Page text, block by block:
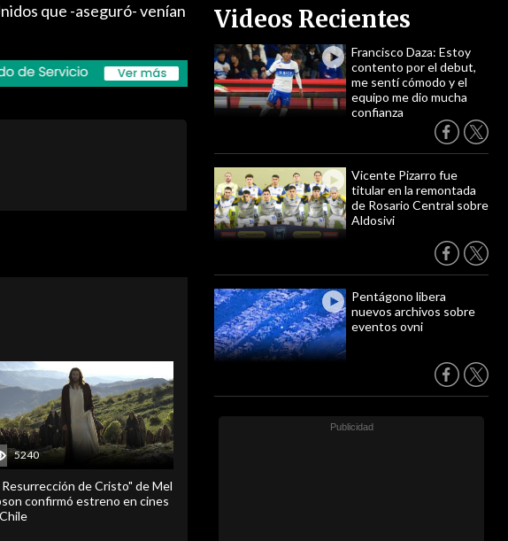
Videos Recientes
Francisco Daza: Estoy
contento por el debut,
me sentí cómodo y el
equipo me dio mucha
confianza
Vicente Pizarro fue
titular en la remontada
de Rosario Central sobre
Aldosivi
Pentágono libera
nuevos archivos sobre
eventos ovni
que -aseguró- venían
5240
Resurrección de Cristo" de Mel
confirmó estreno en cines